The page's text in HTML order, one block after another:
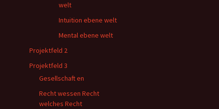
welt
Intuition ebene welt
Mental ebene welt
Projektfeld 2
Projektfeld 3
Gesellschaft en
Recht wessen Recht
welches Recht